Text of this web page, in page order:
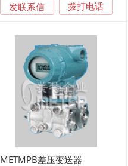
发联系信 拨打电话
METMPB差压变送器